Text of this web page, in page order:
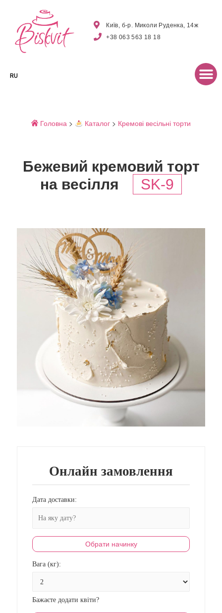
Київ, б-р. Миколи Руденка, 14ж
+38 063 563 18 18
RU
Головна > Каталог> Кремові весільні торти
Бежевий кремовий торт
на весілля
SK-9
Онлайн замовлення
Дата доставки:
Обрати начинку
Вага (кг):
Бажаєте додати квіти?